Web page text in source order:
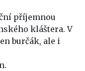
příjemnou
kláštera. V
burčák, ale i